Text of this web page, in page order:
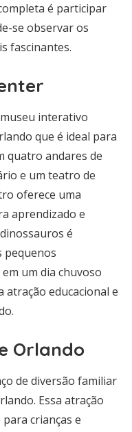
é participar
se observar os
fascinantes.
interativo
que é ideal para
quatro andares de
e um teatro de
oferece uma
aprendizado e
é
pequenos
um dia chuvoso
atração educacional e
Orlando
de diversão familiar
Essa atração
crianças e